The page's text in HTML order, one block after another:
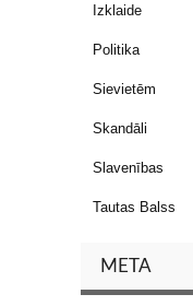
Izklaide
Politika
Sievietēm
Skandāli
Slavenības
Tautas Balss
META